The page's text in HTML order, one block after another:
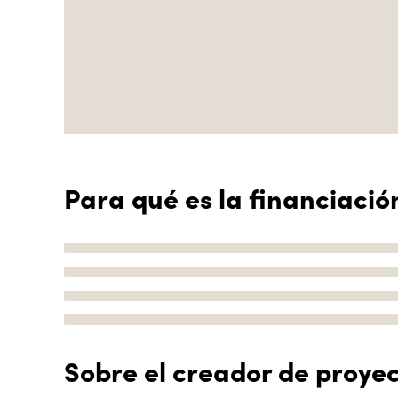
Para qué es la
Sobre el creador de